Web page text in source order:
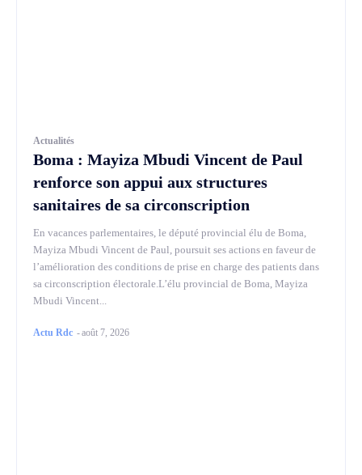
Actualités
Boma : Mayiza Mbudi Vincent de Paul
renforce son appui aux structures
sanitaires de sa circonscription
En vacances parlementaires, le député provincial élu de Boma,
Mayiza Mbudi Vincent de Paul, poursuit ses actions en faveur de
l’amélioration des conditions de prise en charge des patients dans
sa circonscription électorale.L’élu provincial de Boma, Mayiza
Mbudi Vincent...
Actu Rdc -août 7, 2026